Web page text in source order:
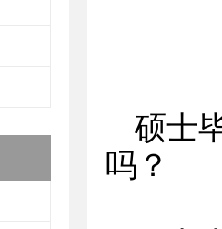
硕士
吗？